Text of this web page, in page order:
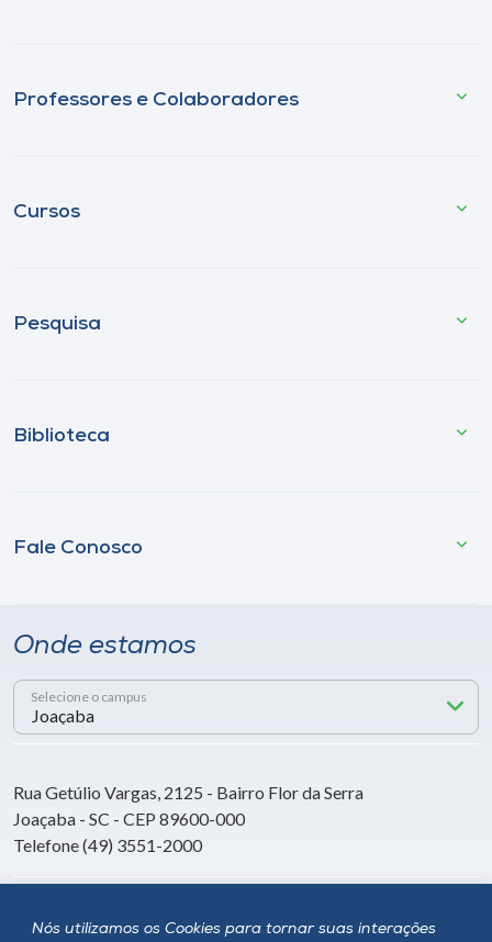
Nós utilizamos os Cookies para tornar suas interações
Professores e Colaboradores
Cursos
Pesquisa
Biblioteca
Fale Conosco
Onde estamos
Selecione o campus
Rua Getúlio Vargas, 2125 - Bairro Flor da Serra
Joaçaba - SC - CEP 89600-000
Telefone (49) 3551-2000
Siga a Unoesc